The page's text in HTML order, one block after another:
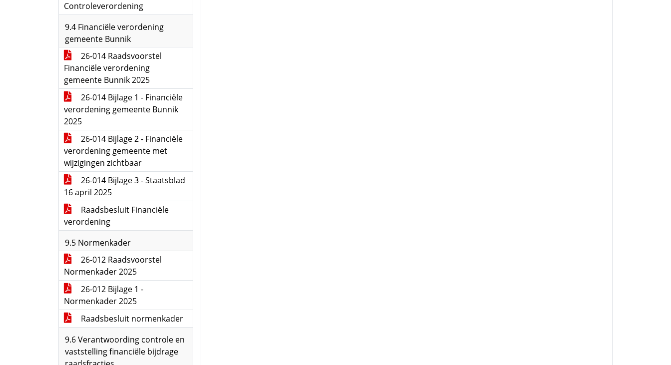
Controleverordening
9.4 Financiële verordening
gemeente Bunnik
26-014 Raadsvoorstel
Financiële verordening
gemeente Bunnik 2025
26-014 Bijlage 1 - Financiële
verordening gemeente Bunnik
2025
26-014 Bijlage 2 - Financiële
verordening gemeente met
wijzigingen zichtbaar
26-014 Bijlage 3 - Staatsblad
16 april 2025
Raadsbesluit Financiële
verordening
9.5 Normenkader
26-012 Raadsvoorstel
Normenkader 2025
26-012 Bijlage 1 -
Normenkader 2025
Raadsbesluit normenkader
9.6 Verantwoording controle en
vaststelling financiële bijdrage